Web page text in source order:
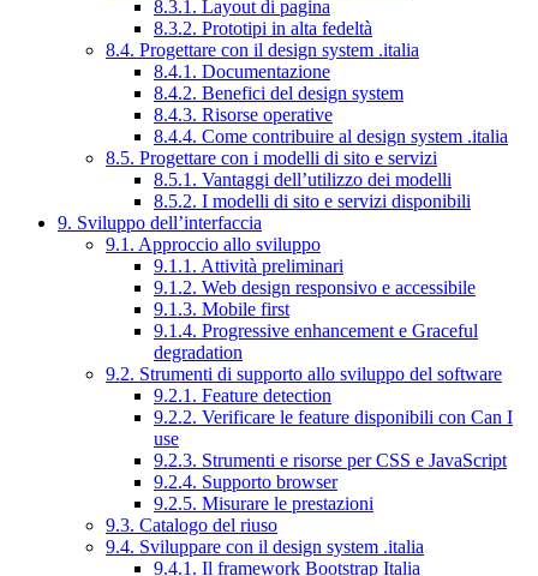
8.3.1. Layout di pagina
8.3.2. Prototipi in alta fedeltà
8.4. Progettare con il design system .italia
8.4.1. Documentazione
8.4.2. Benefici del design system
8.4.3. Risorse operative
8.4.4. Come contribuire al design system .italia
8.5. Progettare con i modelli di sito e servizi
8.5.1. Vantaggi dell’utilizzo dei modelli
8.5.2. I modelli di sito e servizi disponibili
9. Sviluppo dell’interfaccia
9.1. Approccio allo sviluppo
9.1.1. Attività preliminari
9.1.2. Web design responsivo e accessibile
9.1.3. Mobile first
9.1.4. Progressive enhancement e Graceful
degradation
9.2. Strumenti di supporto allo sviluppo del software
9.2.1. Feature detection
9.2.2. Verificare le feature disponibili con Can I
use
9.2.3. Strumenti e risorse per CSS e JavaScript
9.2.4. Supporto browser
9.2.5. Misurare le prestazioni
9.3. Catalogo del riuso
9.4. Sviluppare con il design system .italia
9.4.1. Il framework Bootstrap Italia